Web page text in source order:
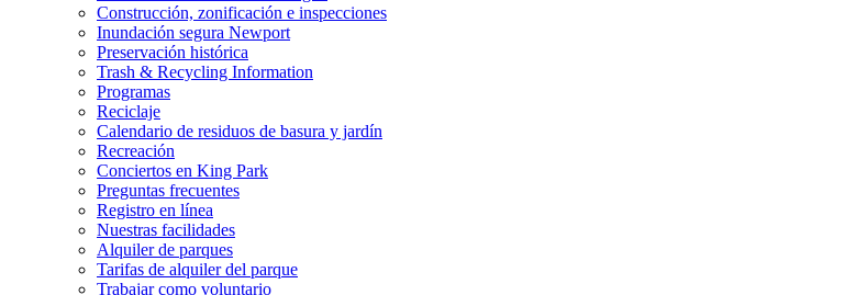
Construcción, zonificación e inspecciones
Inundación segura Newport
Preservación histórica
Trash & Recycling Information
Programas
Reciclaje
Calendario de residuos de basura y jardín
Recreación
Conciertos en King Park
Preguntas frecuentes
Registro en línea
Nuestras facilidades
Alquiler de parques
Tarifas de alquiler del parque
Trabajar como voluntario